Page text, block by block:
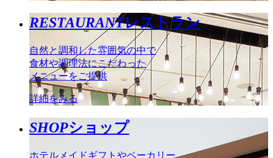
RESTAURANTレストラン
自然と調和した雰囲気の中で
食材や調理法にこだわった
メニューをご提供
詳細をみる
SHOPショップ
ホテルメイドギフトやベーカリー